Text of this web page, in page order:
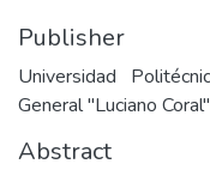
Publisher
Universidad
General "Luciano Coral"
Abstract